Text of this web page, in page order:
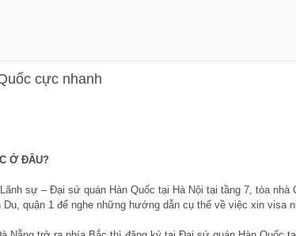
cực nhanh
Ở ĐÂU?
sự – Đại sứ quán Hàn Quốc tại Hà Nội tại tầng 7, tòa nhà
quận 1 để nghe những hướng dẫn cụ thể về việc xin visa